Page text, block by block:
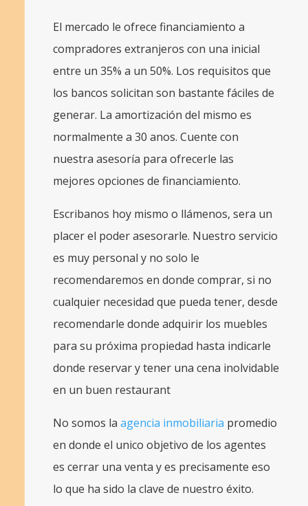
El mercado le ofrece financiamiento a
compradores extranjeros con una inicial
entre un 35% a un 50%. Los requisitos que
los bancos solicitan son bastante fáciles de
generar. La amortización del mismo es
normalmente a 30 anos. Cuente con
nuestra asesoría para ofrecerle las
mejores opciones de financiamiento.
Escribanos hoy mismo o llámenos, sera un
placer el poder asesorarle. Nuestro servicio
es muy personal y no solo le
recomendaremos en donde comprar, si no
cualquier necesidad que pueda tener, desde
recomendarle donde adquirir los muebles
para su próxima propiedad hasta indicarle
donde reservar y tener una cena inolvidable
en un buen restaurant
No somos laagencia inmobiliaria promedio
en donde el unico objetivo de los agentes
es cerrar una venta y es precisamente eso
lo que ha sido la clave de nuestro éxito.